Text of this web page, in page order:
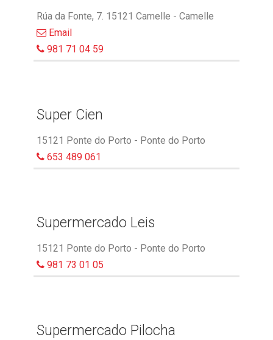
Rúa da Fonte, 7. 15121 Camelle - Camelle
Email
981 71 04 59
Super Cien
15121 Ponte do Porto - Ponte do Porto
653 489 061
Supermercado Leis
15121 Ponte do Porto - Ponte do Porto
981 73 01 05
Supermercado Pilocha